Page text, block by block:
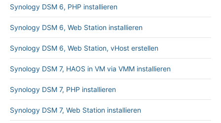
Synology DSM 6, PHP installieren
Synology DSM 6, Web Station installieren
Synology DSM 6, Web Station, vHost erstellen
Synology DSM 7, HAOS in VM via VMM installieren
Synology DSM 7, PHP installieren
Synology DSM 7, Web Station installieren